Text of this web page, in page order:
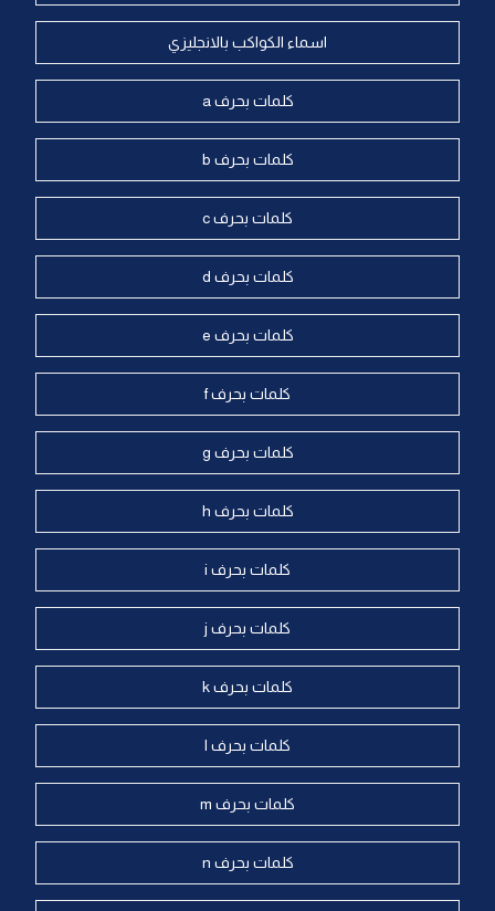
اسماء الكواكب بالانجليزي
كلمات بحرف a
كلمات بحرف b
كلمات بحرف c
كلمات بحرف d
كلمات بحرف e
كلمات بحرف f
كلمات بحرف g
كلمات بحرف h
كلمات بحرف i
كلمات بحرف j
كلمات بحرف k
كلمات بحرف l
كلمات بحرف m
كلمات بحرف n